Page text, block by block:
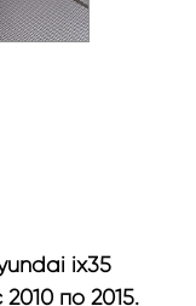
ix35
по 2015.